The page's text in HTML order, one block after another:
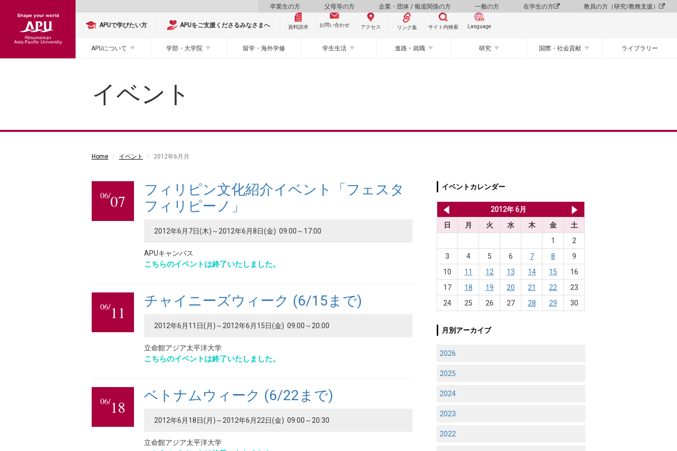
卒業生の方 父母等の方 企業・団体 / 報道関係の方 一般の方 在学生の方 教員の方（研究/教務支援）
APUで学びたい方 APUをご支援くださるみなさまへ 資料請求 お問い合わせ アクセス リンク集 サイト内検索 Language
APUについて 学部・大学院 留学・海外学修 学生生活 進路・就職 研究 国際・社会貢献 ライブラリー
イベント
Home イベント 2012年6月月
06/07
フィリピン文化紹介イベント「フェスタ
フィリピーノ」
2012年6月7日(木)～2012年6月8日(金) 09:00～17:00
APUキャンパス
こちらのイベントは終了いたしました。
06/11
チャイニーズウィーク (6/15まで)
2012年6月11日(月)～2012年6月15日(金) 09:00～20:00
立命館アジア太平洋大学
こちらのイベントは終了いたしました。
06/18
ベトナムウィーク (6/22まで)
2012年6月18日(月)～2012年6月22日(金) 09:00～20:30
立命館アジア太平洋大学
イベントカレンダー
2012年 6月
日
月 火 水 木 金
土
1
2
3
4 5 6 7 8
9
10
11 12 13 14 15
16
17
18 19 20 21 22
23
24
25 26 27 28 29 30
月別アーカイブ
2026
2025
2024
2023
2022